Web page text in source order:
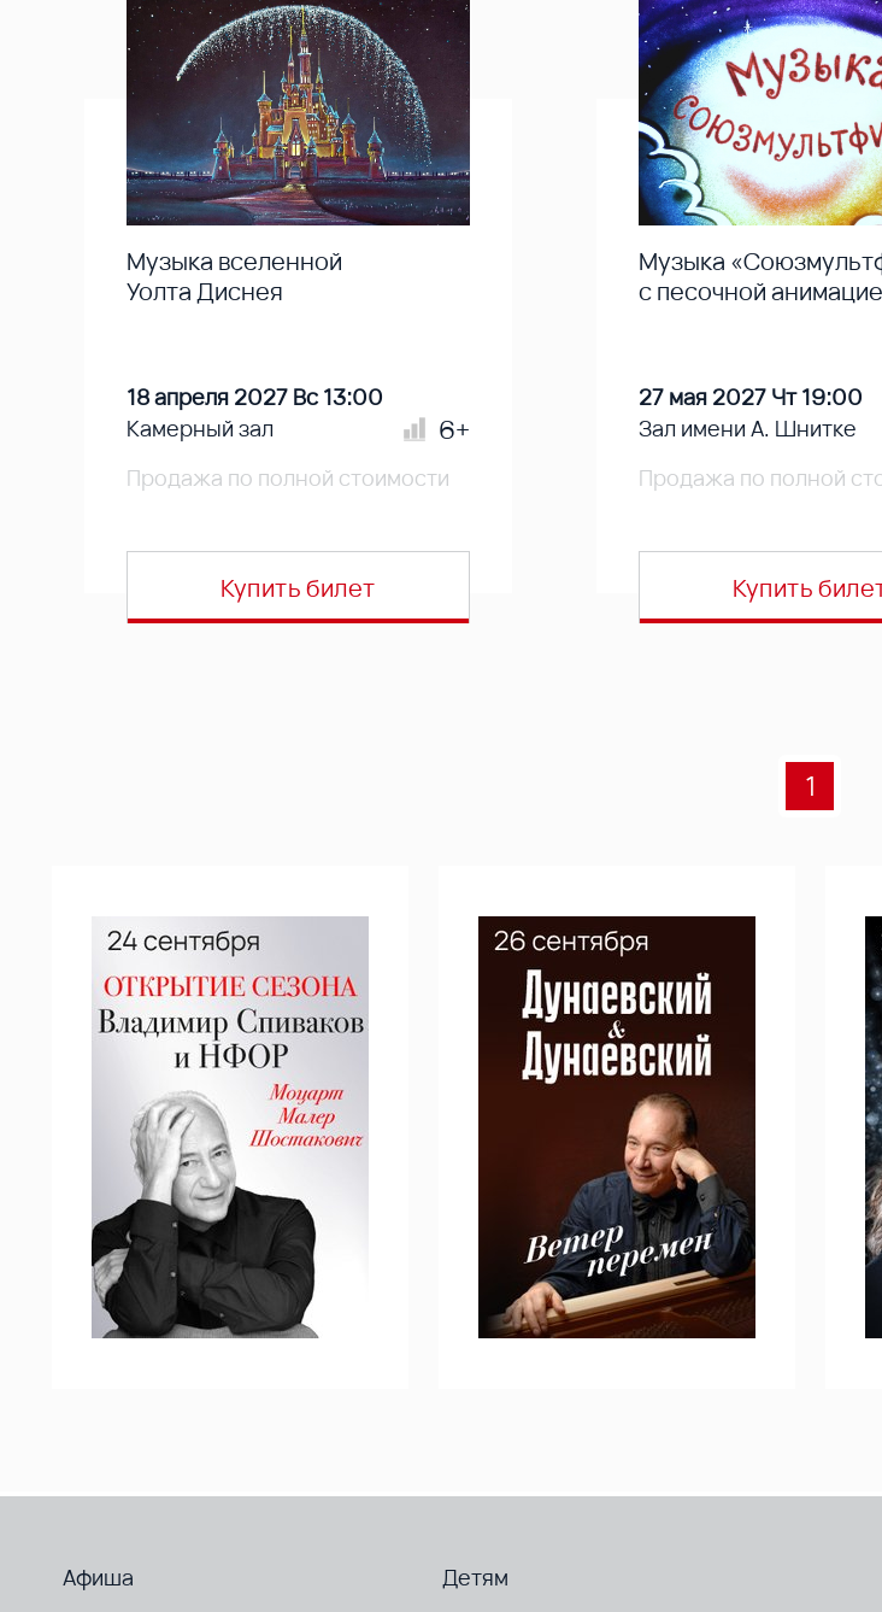
Музыка вселенной
Уолта Диснея
18 апреля 2027 Вс 13:00
Камерный зал
6+
Продажа по полной стоимости
Купить билет
Музыка
с песочной
27 мая 2027 Чт 19:00
Зал имени А. Шнитке
Продажа по полной
Купить
1
Афиша Детям